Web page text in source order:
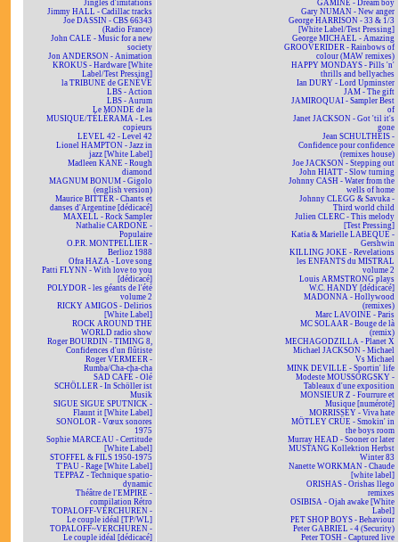
Jingles d'imitations
Jimmy HALL - Cadillac tracks
Joe DASSIN - CBS 66343
(Radio France)
John CALE - Music for a new
society
Jon ANDERSON - Animation
KROKUS - Hardware [White
Label/Test Pressing]
la TRIBUNE de GENÈVE
LBS - Action
LBS - Aurum
Le MONDE de la
MUSIQUE/TÉLÉRAMA - Les
copieurs
LEVEL 42 - Level 42
Lionel HAMPTON - Jazz in
jazz [White Label]
Madleen KANE - Rough
diamond
MAGNUM BONUM - Gigolo
(english version)
Maurice BITTER - Chants et
danses d'Argentine [dédicacé]
MAXELL - Rock Sampler
Nathalie CARDONE -
Populaire
O.P.R. MONTPELLIER -
Berlioz 1988
Ofra HAZA - Love song
Patti FLYNN - With love to you
[dédicacé]
POLYDOR - les géants de l'été
volume 2
RICKY AMIGOS - Delirios
[White Label]
ROCK AROUND THE
WORLD radio show
Roger BOURDIN - TIMING 8,
Confidences d'un flûtiste
Roger VERMEER -
Rumba/Cha-cha-cha
SAD CAFÉ - Olé
SCHÖLLER - In Schöller ist
Musik
SIGUE SIGUE SPUTNICK -
Flaunt it [White Label]
SONOLOR - Vœux sonores
1975
Sophie MARCEAU - Certitude
[White Label]
STOFFEL & FILS 1950-1975
T'PAU - Rage [White Label]
TEPPAZ - Technique spatio-
dynamic
Théâtre de l'EMPIRE -
compilation Rétro
TOPALOFF-VERCHUREN -
Le couple idéal [TP/WL]
TOPALOFF~VERCHUREN -
Le couple idéal [dédicacé]
GAMINE - Dream boy
Gary NUMAN - New anger
George HARRISON - 33 & 1/3
[White Label/Test Pressing]
George MICHAEL - Amazing
GROOVERIDER - Rainbows of
colour (MAW remixes)
HAPPY MONDAYS - Pills 'n'
thrills and bellyaches
Ian DURY - Lord Upminster
JAM - The gift
JAMIROQUAI - Sampler Best
of
Janet JACKSON - Got 'til it's
gone
Jean SCHULTHEIS -
Confidence pour confidence
(remixes house)
Joe JACKSON - Stepping out
John HIATT - Slow turning
Johnny CASH - Water from the
wells of home
Johnny CLEGG & Savuka -
Third world child
Julien CLERC - This melody
[Test Pressing]
Katia & Marielle LABEQUE -
Gershwin
KILLING JOKE - Revelations
les ENFANTS du MISTRAL
volume 2
Louis ARMSTRONG plays
W.C. HANDY [dédicacé]
MADONNA - Hollywood
(remixes)
Marc LAVOINE - Paris
MC SOLAAR - Bouge de là
(remix)
MECHAGODZILLA - Planet X
Michael JACKSON - Michael
Vs Michael
MINK DEVILLE - Sportin' life
Modeste MOUSSORGSKY -
Tableaux d'une exposition
MONSIEUR Z - Fourrure et
Musique [numéroté]
MORRISSEY - Viva hate
MÖTLEY CRÜE - Smokin' in
the boys room
Murray HEAD - Sooner or later
MUSTANG Kollektion Herbst
Winter 83
Nanette WORKMAN - Chaude
[white label]
ORISHAS - Orishas llego
remixes
OSIBISA - Ojah awake [White
Label]
PET SHOP BOYS - Behaviour
Peter GABRIEL - 4 (Security)
Peter TOSH - Captured live